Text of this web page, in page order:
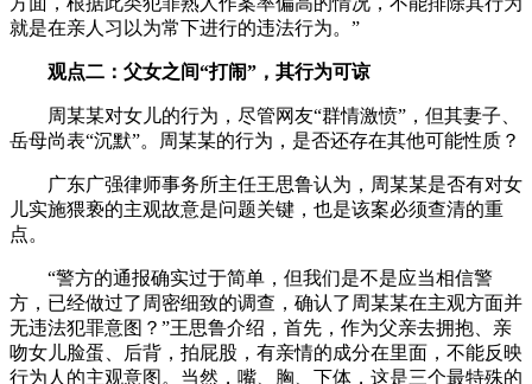
就是在亲人习以为常下进行的违法行为。”
观点二：父女之间“打闹”，其行为可谅
周某某对女儿的行为，尽管网友“群情激愤”，但其妻子、
岳母尚表“沉默”。周某某的行为，是否还存在其他可能性质？
广东广强律师事务所主任王思鲁认为，周某某是否有对女
儿实施猥亵的主观故意是问题关键，也是该案必须查清的重
点。
“警方的通报确实过于简单，但我们是不是应当相信警
方，已经做过了周密细致的调查，确认了周某某在主观方面并
无违法犯罪意图？”王思鲁介绍，首先，作为父亲去拥抱、亲
吻女儿脸蛋、后背，拍屁股，有亲情的成分在里面，不能反映
行为人的主观意图。当然，嘴、胸、下体，这是三个最特殊的